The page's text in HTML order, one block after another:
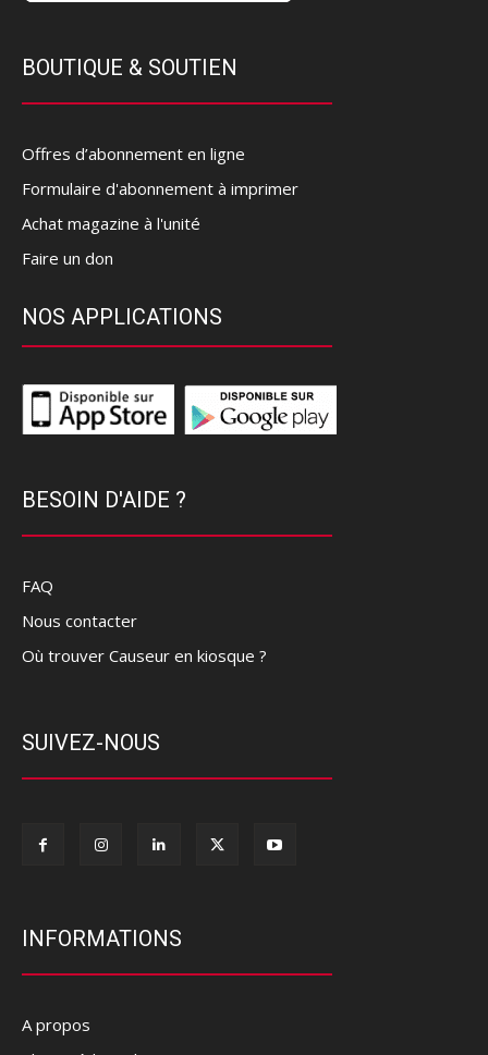
BOUTIQUE & SOUTIEN
Offres d’abonnement en ligne
Formulaire d'abonnement à imprimer
Achat magazine à l'unité
Faire un don
NOS APPLICATIONS
BESOIN D'AIDE ?
FAQ
Nous contacter
Où trouver Causeur en kiosque ?
SUIVEZ-NOUS
INFORMATIONS
A propos